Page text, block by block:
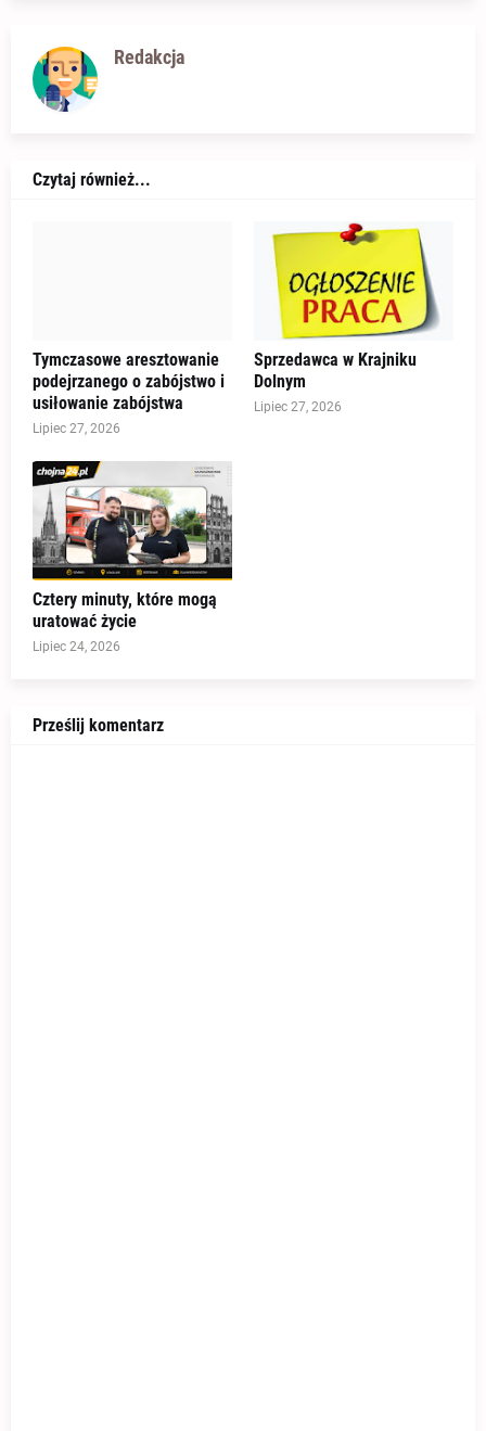
Redakcja
Czytaj również...
Tymczasowe aresztowanie
podejrzanego o zabójstwo i
usiłowanie zabójstwa
Lipiec 27, 2026
Sprzedawca w Krajniku
Dolnym
Lipiec 27, 2026
Cztery minuty, które mogą
uratować życie
Lipiec 24, 2026
Prześlij komentarz